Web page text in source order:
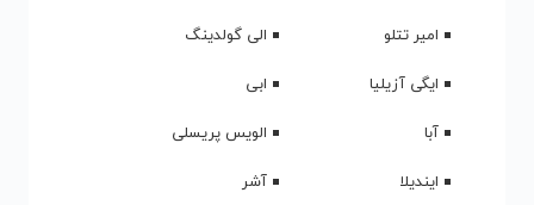
امیر تتلو
الی گولدینگ
ایگی آزیلیا
ابی
آبا
الویس پریسلی
ایندیلا
آشر